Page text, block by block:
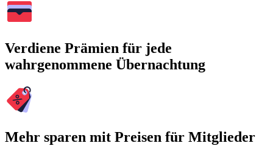
Verdiene Prämien für jede
wahrgenommene Übernachtung
Mehr sparen mit Preisen für Mitglieder